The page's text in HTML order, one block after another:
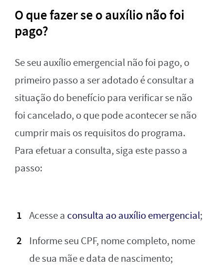
O que fazer se o auxílio não foi
pago?
Se seu auxílio emergencial não foi pago, o
primeiro passo a ser adotado é consultar a
situação do benefício para verificar se não
foi cancelado, o que pode acontecer se não
cumprir mais os requisitos do programa.
Para efetuar a consulta, siga este passo a
passo:
Acesse a consulta ao auxílio emergencial;
Informe seu CPF, nome completo, nome
de sua mãe e data de nascimento;